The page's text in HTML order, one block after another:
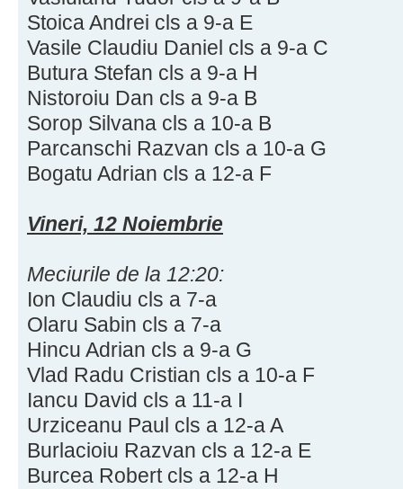
Stoica Andrei cls a 9-a E
Vasile Claudiu Daniel cls a 9-a C
Butura Stefan cls a 9-a H
Nistoroiu Dan cls a 9-a B
Sorop Silvana cls a 10-a B
Parcanschi Razvan cls a 10-a G
Bogatu Adrian cls a 12-a F
Vineri, 12 Noiembrie
Meciurile de la 12:20:
Ion Claudiu cls a 7-a
Olaru Sabin cls a 7-a
Hincu Adrian cls a 9-a G
Vlad Radu Cristian cls a 10-a F
Iancu David cls a 11-a I
Urziceanu Paul cls a 12-a A
Burlacioiu Razvan cls a 12-a E
Burcea Robert cls a 12-a H